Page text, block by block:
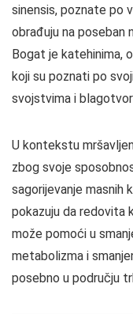
sinensis, poznate po
obrađuju na poseban
Bogat je katehinima,
koji su poznati po
svojstvima i
U kontekstu
zbog svoje
sagorijevanje masnih
pokazuju da redovita
može pomoći u
metabolizma i
posebno u području